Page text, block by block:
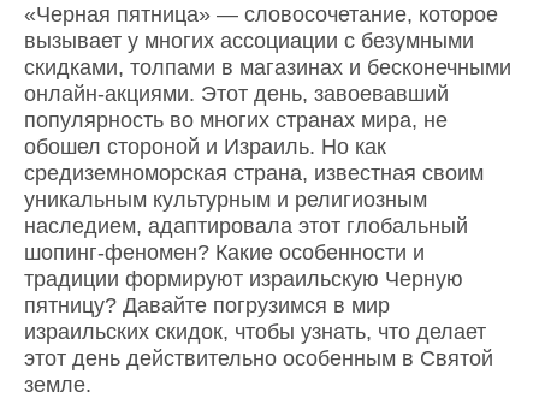
«Черная пятница» — словосочетание, которое
вызывает у многих ассоциации с безумными
скидками, толпами в магазинах и бесконечными
онлайн-акциями. Этот день, завоевавший
популярность во многих странах мира, не
обошел стороной и Израиль. Но как
средиземноморская страна, известная своим
уникальным культурным и религиозным
наследием, адаптировала этот глобальный
шопинг-феномен? Какие особенности и
традиции формируют израильскую Черную
пятницу? Давайте погрузимся в мир
израильских скидок, чтобы узнать, что делает
этот день действительно особенным в Святой
земле.